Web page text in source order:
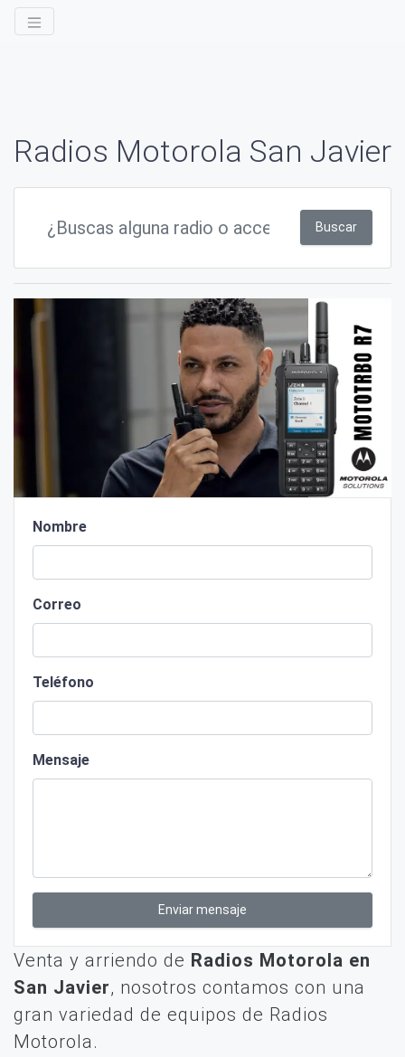
Radios Motorola San Javier
Buscar
Nombre
Correo
Teléfono
Mensaje
Enviar mensaje
Venta y arriendo de Radios Motorola en
San Javier, nosotros contamos con una
gran variedad de equipos de Radios
Motorola.